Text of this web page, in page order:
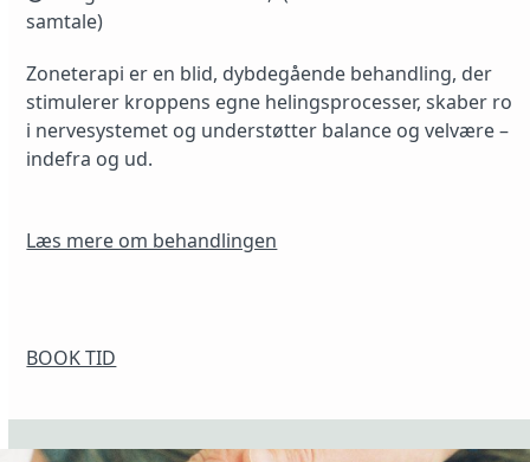
samtale)
Zoneterapi er en blid, dybdegående behandling, der
stimulerer kroppens egne helingsprocesser, skaber ro
i nervesystemet og understøtter balance og velvære –
indefra og ud.
Læs mere om behandlingen
BOOK TID